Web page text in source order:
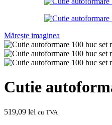
Mărește imaginea
Cutie
519,09 lei cu TVA